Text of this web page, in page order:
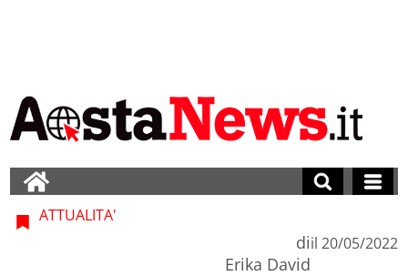
ATTUALITA'
di
Erika David
il 20/05/2022